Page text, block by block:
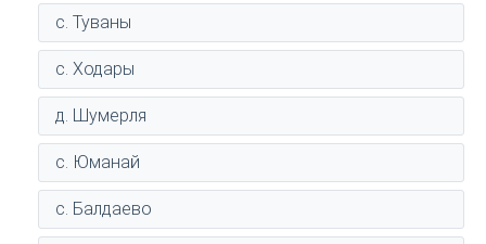
с. Туваны
с. Ходары
д. Шумерля
с. Юманай
с. Балдаево